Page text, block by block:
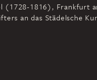
(1728-1816), Frankfurt
an das Städelsche